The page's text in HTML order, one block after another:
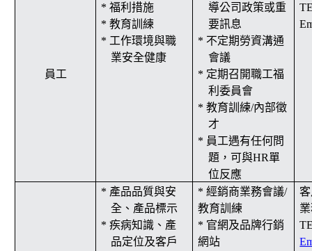
員工
* 福利措施
* 教育訓練
* 工作環境與職
業安全健康
導公司政策或重
要訊息
* 不定期勞資溝通
會議
* 定期召開職工福
利委員會
* 教育訓練/內部徵
才
* 員工遇有任何問
題，可與HR單
位反應
* 產品品質與安
全、產品標示
* 疾病知識、產
品定位及客戶
* 經銷商業務會議/
教育訓練
* 官網及品牌行銷
網站